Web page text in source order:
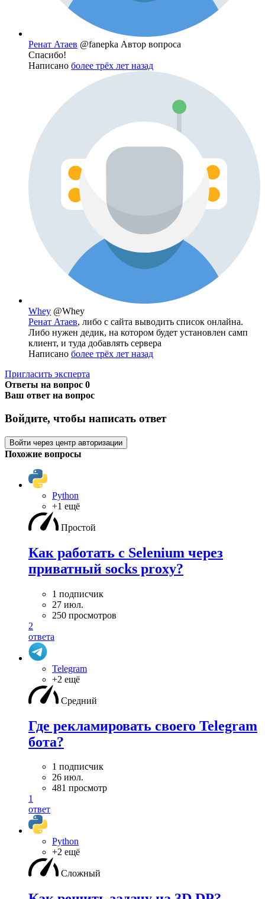
Ренат Атаев @fanepka Автор вопроса
Спасибо!
Написано более трёх лет назад
Whey @Whey
Ренат Атаев, либо с сайта выводить список онлайна.
Либо нужен дедик, на котором будет установлен самп
клиент, и туда добавлять сервера
Написано более трёх лет назад
Пригласить эксперта
Ответы на вопрос 0
Ваш ответ на вопрос
Войдите, чтобы написать ответ
Войти через центр авторизации
Похожие вопросы
Python
+1 ещё
Простой
Как работать с Selenium через
приватный socks proxy?
1 подписчик
27 июл.
250 просмотров
2
ответа
Telegram
+2 ещё
Средний
Где рекламировать своего Telegram
бота?
1 подписчик
26 июл.
481 просмотр
1
ответ
Python
+2 ещё
Сложный